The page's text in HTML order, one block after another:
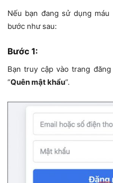
Nếu bạn đang sử dụng
bước như sau:
Bước 1:
Bạn truy cập vào trang
“Quên mật khẩu“.